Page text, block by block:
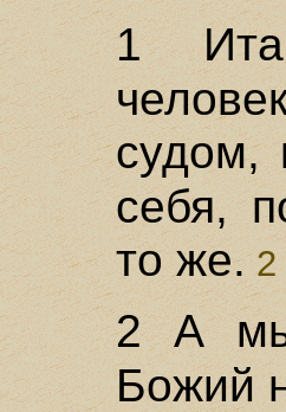
1
судом,
себя,
то же.2
2 А мы
Божий